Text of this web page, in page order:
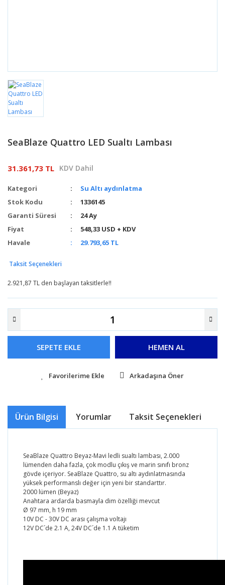
SeaBlaze Quattro LED Sualtı Lambası
31.361,73 TL KDV Dahil
Kategori
Su Altı aydınlatma
Stok Kodu
1336145
Garanti Süresi
24 Ay
Fiyat
548,33 USD + KDV
Havale
29.793,65 TL
Taksit Seçenekleri
2.921,87 TL den başlayan taksitlerle!!
SEPETE EKLE HEMEN AL
Arkadaşına Öner
Ürün Bilgisi Yorumlar Taksit Seçenekleri
SeaBlaze Quattro Beyaz-Mavi ledli sualtı lambası, 2.000
lümenden daha fazla, çok modlu çıkış ve marin sınıfı bronz
gövde içeriyor. SeaBlaze Quattro, su altı aydınlatmasında
yüksek performanslı değer için yeni bir standarttır.
2000 lümen (Beyaz)
Anahtara ardarda basmayla dim özelliği mevcut
Ø 97 mm, h 19 mm
10V DC - 30V DC arası çalışma voltajı
12V DC´de 2.1 A, 24V DC´de 1.1 A tüketim